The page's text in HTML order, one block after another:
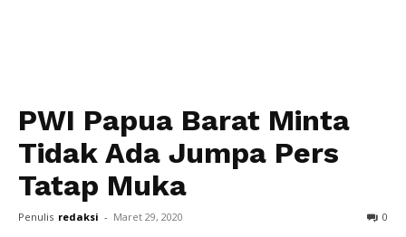
PWI Papua Barat Minta
Tidak Ada Jumpa Pers
Tatap Muka
Penulis redaksi - Maret 29, 2020 0